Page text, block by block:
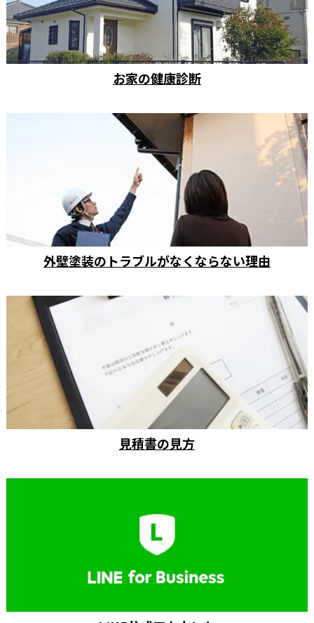
お家の健康診断
外壁塗装のトラブルがなくならない理由
見積書の見方